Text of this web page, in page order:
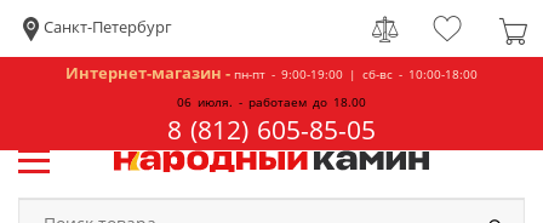
Санкт-Петербург
Интернет-магазин - пн-пт - 9:00-19:00 | сб-вс - 10:00-18:00
06 июля. - работаем до 18.00
8 (812) 605-85-05